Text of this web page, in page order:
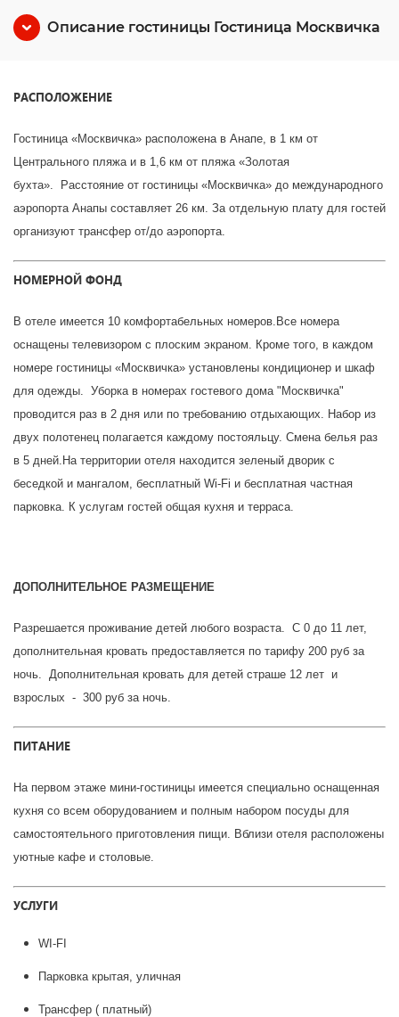
Описание гостиницы Гостиница Москвичка
РАСПОЛОЖЕНИЕ
Гостиница «Москвичка» расположена в Анапе, в 1 км от
Центрального пляжа и в 1,6 км от пляжа «Золотая
бухта». Расстояние от гостиницы «Москвичка» до международного
аэропорта Анапы составляет 26 км. За отдельную плату для гостей
организуют трансфер от/до аэропорта.
НОМЕРНОЙ ФОНД
В отеле имеется 10 комфортабельных номеров.Все номера
оснащены телевизором с плоским экраном. Кроме того, в каждом
номере гостиницы «Москвичка» установлены кондиционер и шкаф
для одежды. Уборка в номерах гостевого дома "Москвичка"
проводится раз в 2 дня или по требованию отдыхающих. Набор из
двух полотенец полагается каждому постояльцу. Смена белья раз
в 5 дней.На территории отеля находится зеленый дворик с
беседкой и мангалом, бесплатный Wi-Fi и бесплатная частная
парковка. К услугам гостей общая кухня и терраса.
ДОПОЛНИТЕЛЬНОЕ РАЗМЕЩЕНИЕ
Разрешается проживание детей любого возраста. С 0 до 11 лет,
дополнительная кровать предоставляется по тарифу 200 руб за
ночь. Дополнительная кровать для детей страше 12 лет и
взрослых - 300 руб за ночь.
ПИТАНИЕ
На первом этаже мини-гостиницы имеется специально оснащенная
кухня со всем оборудованием и полным набором посуды для
самостоятельного приготовления пищи. Вблизи отеля расположены
уютные кафе и столовые.
УСЛУГИ
WI-FI
Парковка крытая, уличная
Трансфер ( платный)